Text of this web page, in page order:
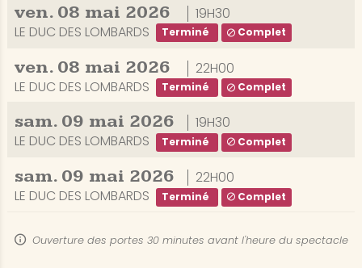
ven. 08 mai 2026
19H30
LE DUC DES LOMBARDS
Terminé Complet
ven. 08 mai 2026
22H00
LE DUC DES LOMBARDS
Terminé Complet
sam. 09 mai 2026
19H30
LE DUC DES LOMBARDS
Terminé Complet
sam. 09 mai 2026
22H00
LE DUC DES LOMBARDS
Terminé Complet
Ouverture des portes 30 minutes avant l'heure du spectacle